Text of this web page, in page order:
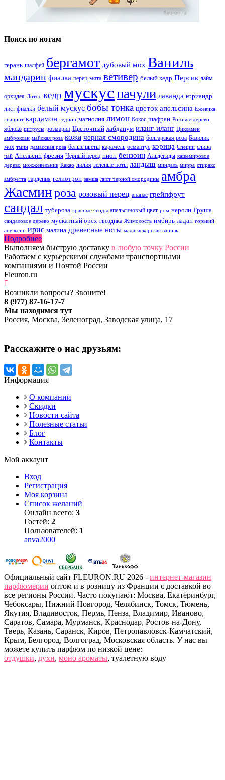
Поиск по нотам
герань шалфей бергамот дубовый мох Ваниль
мандарин фиалка перец мята ветивер белый кедр Персик лайм
орхидея Лотос кедр мускуспачули лаванда кориандр
лист фиалки белый мускус бобы тонка цветок апельсина Ежевика
гиацинт кардамон гедион магнолия лимон Кокос шафран Розовое дерево
яблоко цитрусы розмарин Цветочный лабданум иланг-иланг Цикламен
амброксан майская роза кожа черная смородина болгарская роза Базилик
мох тмин дамасская роза белые цветы карамель османтус корица Специи слива
чай Апельсин фрезия Черный перец пион бензоин Альдегиды кашемировое
дерево можжевельник Какао лилия зеленые ноты ландыш миндаль мирра стиракс
амбретта гардения гелиотроп замша лист черной смородины амбра
Жасминроза розовый перец ананас грейпфрут
сандал тубероза красные ягоды апельсиновый цвет ром нероли Груша
сандаловое дерево мускатный орех гвоздика Жимолость имбирь ладан горький
апельсин ирис малина древесные ноты мадагаскарская ваниль
Подробнее
Выполняем быструю доставку в любую точку России
Работаем с курьерскими службами транспортными
компаниями и Почтой России
Fleuron.ru
Возникли вопросы? Звоните!
8 (977) 87-16-17-7
Мы находимся тут
Россия, Москва, Зеленоград, Заводская улица, 17
Расскажите о нас друзьям:
Информация
О компании
Скидки
Новости сайта
Полезные статьи
Блог
Контакты
Мой аккаунт
Вход
Регистрация
Моя корзина
Список желаний
Онлайн всего: 3
Гостей: 2
Пользователей: 1
anva2000
Официальный сайт FLEURON.RU 2026 - интернет-магазин
парфюмерии оптом и в розницу из Франции с доставкой во
все регионы России. Часто покупают: Москва, Екатеринбург,
Чебоксары, Нижний Новгород, Челябинск, Томск, Тюмень,
Якутия, Владивосток, Пермь, Пенза, Владимир, Иваново,
Саратов, Самара, Мурманск, Краснодар, Ростов-на-Дону,
Тверь, Казань, Саранск, Киров, Петропавловск-Камчатский,
Крым, Белгород, Волгоград, Московская область. У нас вы
можете купить парфюм по низкой цене:
отдушки, духи, моно ароматы, туалетную воду